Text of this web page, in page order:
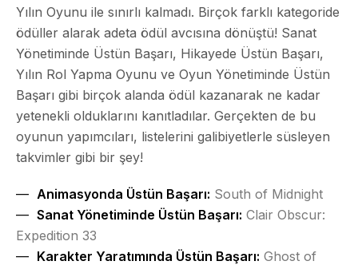
Yılın Oyunu ile sınırlı kalmadı. Birçok farklı kategoride
ödüller alarak adeta ödül avcısına dönüştü! Sanat
Yönetiminde Üstün Başarı, Hikayede Üstün Başarı,
Yılın Rol Yapma Oyunu ve Oyun Yönetiminde Üstün
Başarı gibi birçok alanda ödül kazanarak ne kadar
yetenekli olduklarını kanıtladılar. Gerçekten de bu
oyunun yapımcıları, listelerini galibiyetlerle süsleyen
takvimler gibi bir şey!
Animasyonda Üstün Başarı: South of Midnight
Sanat Yönetiminde Üstün Başarı: Clair Obscur:
Expedition 33
Karakter Yaratımında Üstün Başarı: Ghost of